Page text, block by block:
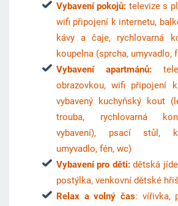
Vybavení pokojů: televize s
wifi připojení k internetu,
kávy a čaje, rychlovarná
koupelna (sprcha, umyvadlo,
Vybavení apartmánů:
obrazovkou, wifi připojení
vybavený kuchyňský kout
trouba, rychlovarná
vybavení), psací stůl,
umyvadlo, fén, wc)
Vybavení pro děti:dětská
postýlka, venkovní dětské
Relax a volný čas: vířivka,